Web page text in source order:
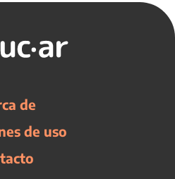
de
de uso